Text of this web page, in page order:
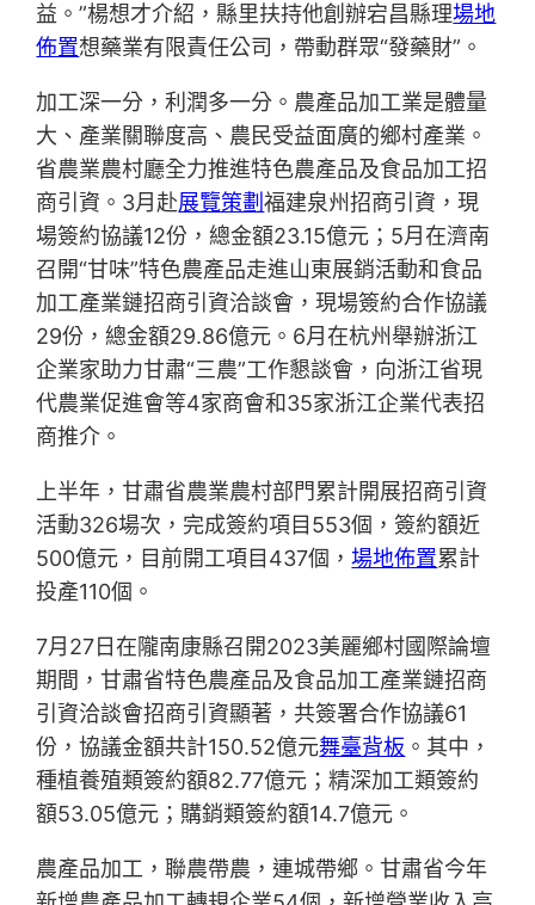
益。”楊想才介紹，縣里扶持他創辦宕昌縣理場地
佈置想藥業有限責任公司，帶動群眾“發藥財”。
加工深一分，利潤多一分。農產品加工業是體量
大、產業關聯度高、農民受益面廣的鄉村產業。
省農業農村廳全力推進特色農產品及食品加工招
商引資。3月赴展覽策劃福建泉州招商引資，現
場簽約協議12份，總金額23.15億元；5月在濟南
召開“甘味”特色農產品走進山東展銷活動和食品
加工產業鏈招商引資洽談會，現場簽約合作協議
29份，總金額29.86億元。6月在杭州舉辦浙江
企業家助力甘肅“三農”工作懇談會，向浙江省現
代農業促進會等4家商會和35家浙江企業代表招
商推介。
上半年，甘肅省農業農村部門累計開展招商引資
活動326場次，完成簽約項目553個，簽約額近
500億元，目前開工項目437個，場地佈置累計
投產110個。
7月27日在隴南康縣召開2023美麗鄉村國際論壇
期間，甘肅省特色農產品及食品加工產業鏈招商
引資洽談會招商引資顯著，共簽署合作協議61
份，協議金額共計150.52億元舞臺背板 。其中，
種植養殖類簽約額82.77億元；精深加工類簽約
額53.05億元；購銷類簽約額14.7億元。
農產品加工，聯農帶農，連城帶鄉。甘肅省今年